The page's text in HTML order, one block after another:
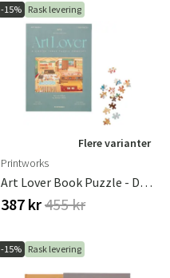
-15% Rask levering
Flere varianter
Printworks
Art Lover Book Puzzle - Del Og Hel, 1000 Stk
387 kr455 kr
-15% Rask levering